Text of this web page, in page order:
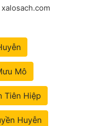
Mô
Tiên Hiệp
Huyễn